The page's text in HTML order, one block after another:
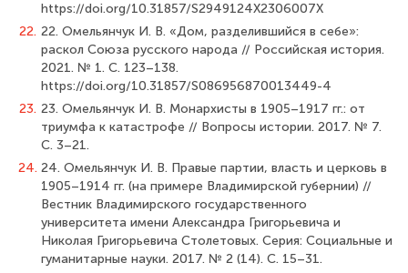
https://doi.org/10.31857/S2949124X2306007X
22. 22. Омельянчук И. В. «Дом, разделившийся в себе»:
раскол Союза русского народа // Российская история.
2021. № 1. С. 123–138.
https://doi.org/10.31857/S086956870013449-4
23. 23. Омельянчук И. В. Монархисты в 1905–1917 гг.: от
триумфа к катастрофе // Вопросы истории. 2017. № 7.
С. 3–21.
24. 24. Омельянчук И. В. Правые партии, власть и церковь в
1905–1914 гг. (на примере Владимирской губернии) //
Вестник Владимирского государственного
университета имени Александра Григорьевича и
Николая Григорьевича Столетовых. Серия: Социальные и
гуманитарные науки. 2017. № 2 (14). С. 15–31.